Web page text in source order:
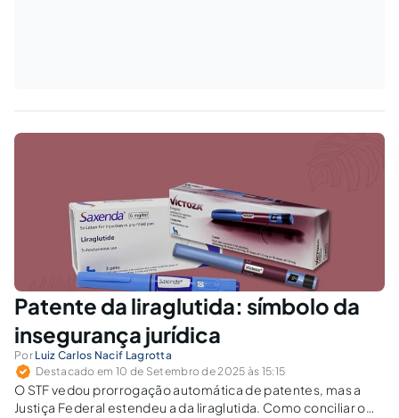
Patente da liraglutida: símbolo da
insegurança jurídica
Por Luiz Carlos Nacif Lagrotta
Destacado em 10 de Setembro de 2025 às 15:15
O STF vedou prorrogação automática de patentes, mas a
Justiça Federal estendeu a da liraglutida. Como conciliar o